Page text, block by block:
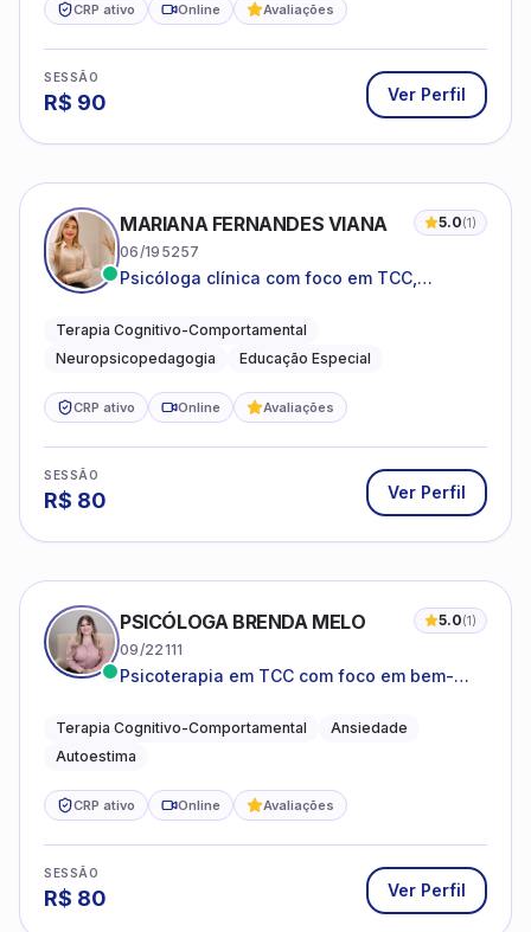
CRP ativo Online Avaliações
SESSÃO
R$ 90 Ver Perfil
MARIANA FERNANDES VIANA 5.0(1)
06/195257
Psicóloga clínica com foco em TCC,
do neurodesenvolvimento.
Terapia Cognitivo-Comportamental
Neuropsicopedagogia
Educação Especial
CRP ativo Online Avaliações
SESSÃO
R$ 80 Ver Perfil
PSICÓLOGA BRENDA MELO 5.0(1)
09/22111
Psicoterapia em TCC com foco em bem-
o cotidiano
Terapia Cognitivo-Comportamental
Ansiedade
Autoestima
CRP ativo Online Avaliações
SESSÃO
R$ 80 Ver Perfil